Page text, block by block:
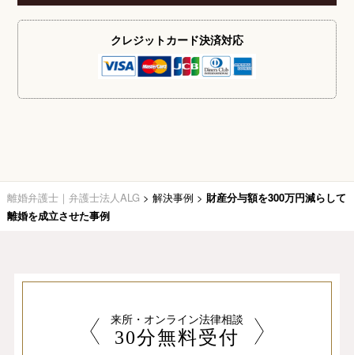
クレジットカード決済対応
離婚弁護士｜弁護士法人ALG > 解決事例 > 財産分与額を300万円減らして
離婚を成立させた事例
来所・オンライン法律相談
30分無料受付